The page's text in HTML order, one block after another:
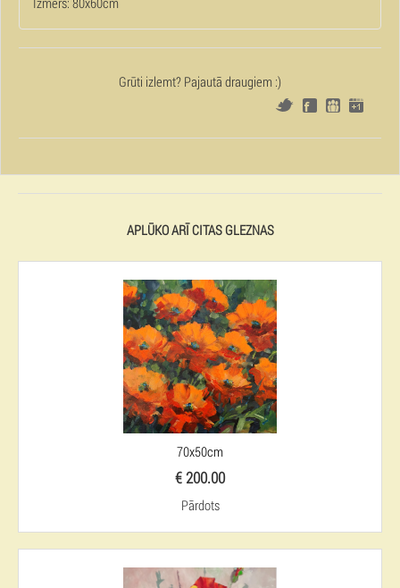
Grūti izlemt? Pajautā draugiem :)
APLŪKO ARĪ CITAS GLEZNAS
70x50cm
€ 200.00
Pārdots